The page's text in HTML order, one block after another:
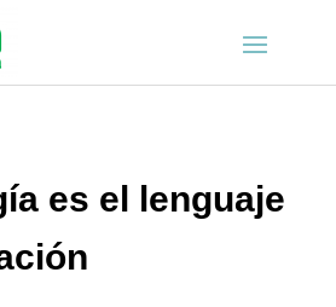
es el lenguaje